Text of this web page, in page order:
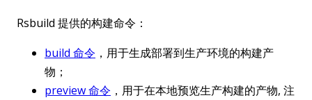
Rsbuild 提供的构建命令：
build 命令 ，用于生成部署到生产环境的构建产
物；
preview 命令 ，用于在本地预览生产构建的产物, 注